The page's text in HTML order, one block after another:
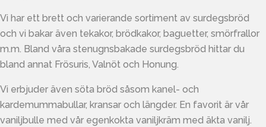
Vi har ett brett och varierande sortiment av surdegsbröd
och vi bakar även tekakor, brödkakor, baguetter, smörfrallor
m.m. Bland våra stenugnsbakade surdegsbröd hittar du
bland annat Frösuris, Valnöt och Honung.
Vi erbjuder även söta bröd såsom kanel- och
kardemummabullar, kransar och längder. En favorit är vår
vaniljbulle med vår egenkokta vaniljkräm med äkta vanilj.